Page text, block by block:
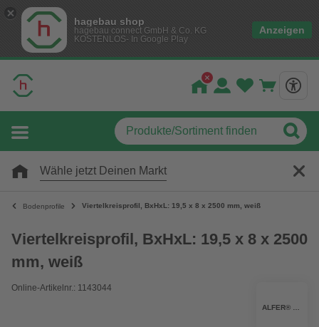
hagebau shop
hagebau connect GmbH & Co. KG
KOSTENLOS- In Google Play
Anzeigen
Wähle jetzt Deinen Markt
Bodenprofile Viertelkreisprofil, BxHxL: 19,5 x 8 x 2500 mm, weiß
Viertelkreisprofil, BxHxL: 19,5 x 8 x 2500
mm, weiß
Online-Artikelnr.: 1143044